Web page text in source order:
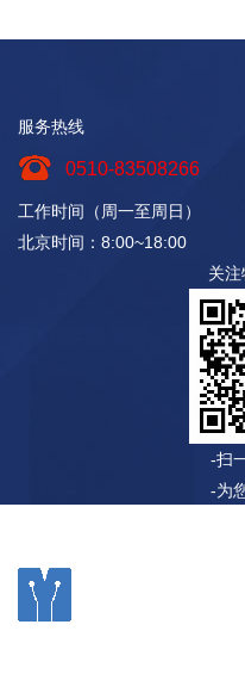
服务热线
0510-83508266
工作时间（周一至周日）
北京时间：8:00~18:00
关
-扫
-为